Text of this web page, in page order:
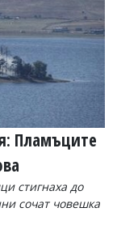
Пламъците
стигнаха до
сочат човешка